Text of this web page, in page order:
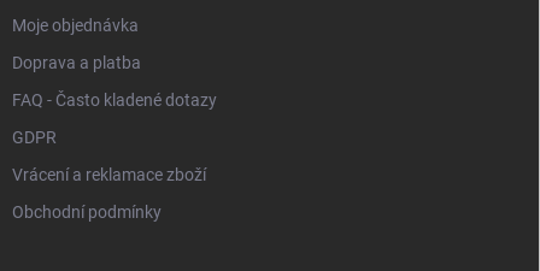
Moje objednávka
Doprava a platba
FAQ - Často kladené dotazy
GDPR
Vrácení a reklamace zboží
Obchodní podmínky